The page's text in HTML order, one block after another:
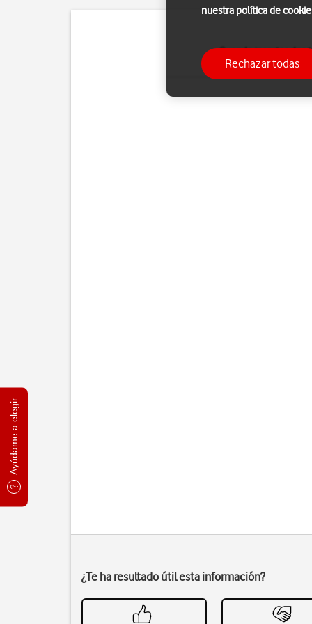
Ayúdame a elegir
Cuando insertas dos
tarjetas.
¿Te ha resultado útil esta información?
nuestra política de
Rechazar todas